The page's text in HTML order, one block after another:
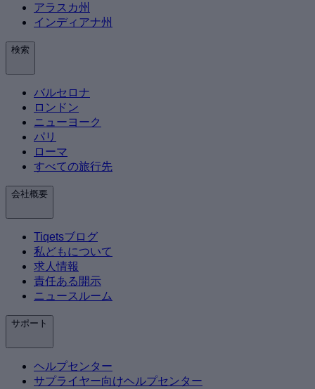
アラスカ州
インディアナ州
検索
バルセロナ
ロンドン
ニューヨーク
パリ
ローマ
すべての旅行先
会社概要
Tiqetsブログ
私どもについて
求人情報
責任ある開示
ニュースルーム
サポート
ヘルプセンター
サプライヤー向けヘルプセンター